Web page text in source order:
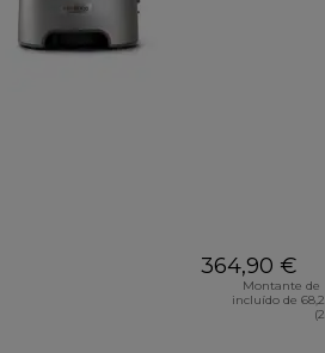
364,90 €
Montante de
incluído de